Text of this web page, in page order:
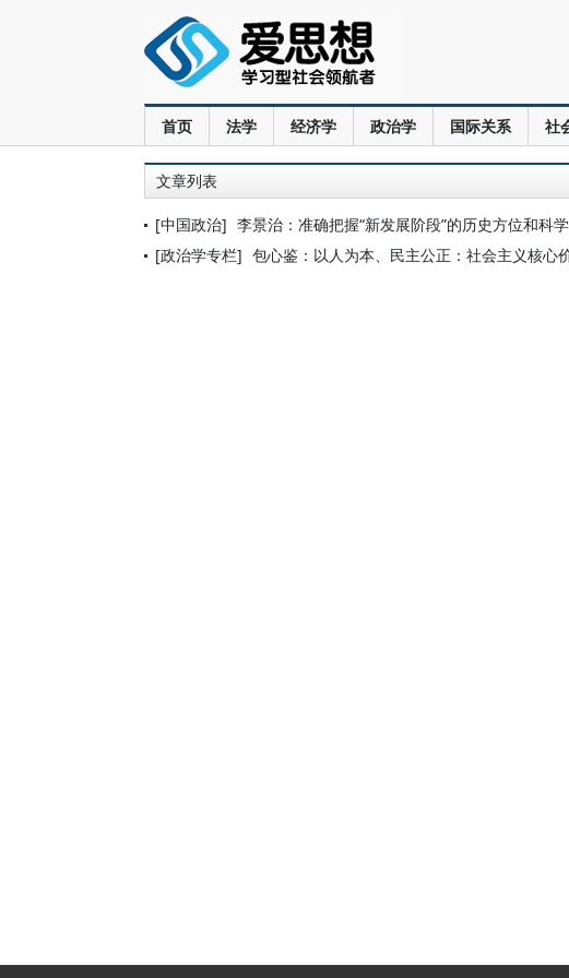
首页 法学 经济学 政治学 国际关系 社
文章列表
[中国政治] 李景治：准确把握“新发展阶段”的历史方位和科
[政治学专栏] 包心鉴：以人为本、民主公正：社会主义核心